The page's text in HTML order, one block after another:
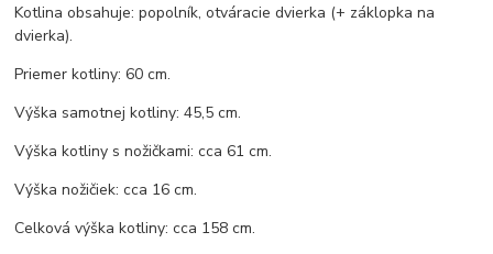
Kotlina obsahuje: popolník, otváracie dvierka (+ záklopka na
dvierka).
Priemer kotliny: 60 cm.
Výška samotnej kotliny: 45,5 cm.
Výška kotliny s nožičkami: cca 61 cm.
Výška nožičiek: cca 16 cm.
Celková výška kotliny: cca 158 cm.